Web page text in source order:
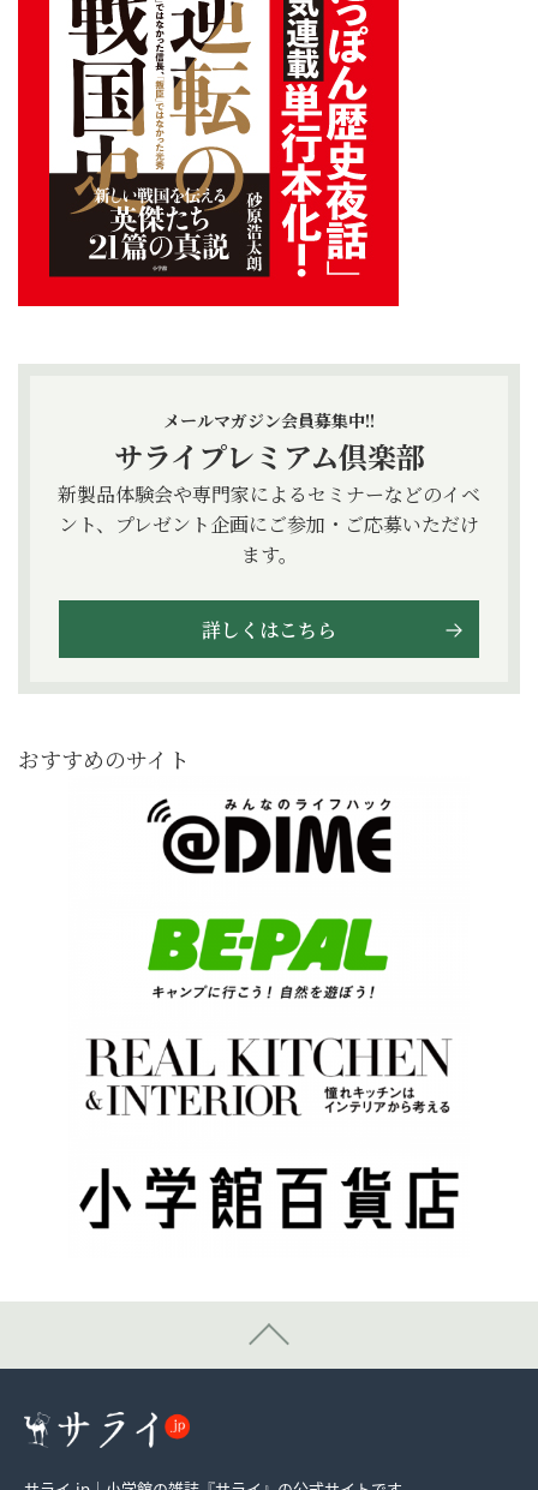
メールマガジン会員募集中!!
サライプレミアム倶楽部
新製品体験会や専門家によるセミナーなどのイベ
ント、プレゼント企画にご参加・ご応募いただけ
ます。
詳しくはこちら
おすすめのサイト